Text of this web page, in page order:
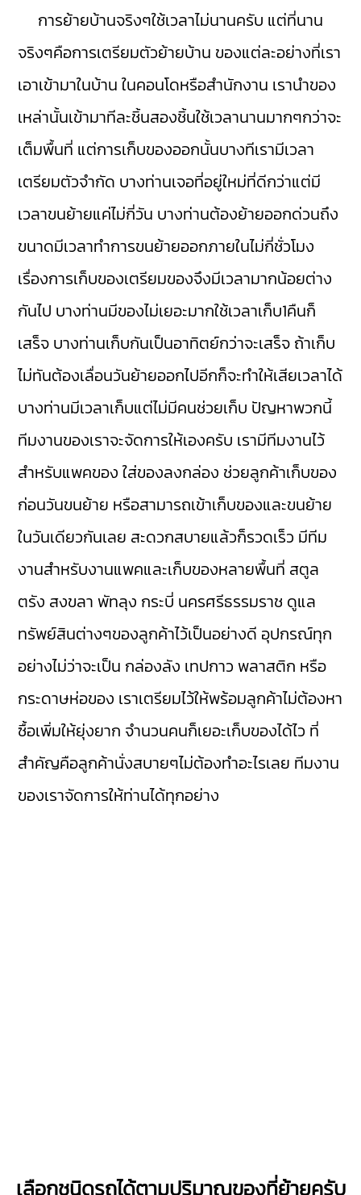
การย้ายบ้านจริงๆใช้เวลาไม่นานครับ แต่ที่นาน
จริงๆคือการเตรียมตัวย้ายบ้าน ของแต่ละอย่างที่เรา
เอาเข้ามาในบ้าน ในคอนโดหรือสำนักงาน เรานำของ
เหล่านั้นเข้ามาทีละชิ้นสองชิ้นใช้เวลานานมากๆกว่าจะ
เต็มพื้นที่ แต่การเก็บของออกนั้นบางทีเรามีเวลา
เตรียมตัวจำกัด บางท่านเจอที่อยู่ใหม่ที่ดีกว่าแต่มี
เวลาขนย้ายแค่ไม่กี่วัน บางท่านต้องย้ายออกด่วนถึง
ขนาดมีเวลาทำการขนย้ายออกภายในไม่กี่ชั่วโมง
เรื่องการเก็บของเตรียมของจึงมีเวลามากน้อยต่าง
กันไป บางท่านมีของไม่เยอะมากใช้เวลาเก็บ1คืนก็
เสร็จ บางท่านเก็บกันเป็นอาทิตย์กว่าจะเสร็จ ถ้าเก็บ
ไม่ทันต้องเลื่อนวันย้ายออกไปอีกก็จะทำให้เสียเวลาได้
บางท่านมีเวลาเก็บแต่ไม่มีคนช่วยเก็บ ปัญหาพวกนี้
ทีมงานของเราจะจัดการให้เองครับ เรามีทีมงานไว้
สำหรับแพคของ ใส่ของลงกล่อง ช่วยลูกค้าเก็บของ
ก่อนวันขนย้าย หรือสามารถเข้าเก็บของและขนย้าย
ในวันเดียวกันเลย สะดวกสบายแล้วก็รวดเร็ว มีทีม
งานสำหรับงานแพคและเก็บของหลายพื้นที่ สตูล
ตรัง สงขลา พัทลุง กระบี่ นครศรีธรรมราช ดูแล
ทรัพย์สินต่างๆของลูกค้าไว้เป็นอย่างดี อุปกรณ์ทุก
อย่างไม่ว่าจะเป็น กล่องลัง เทปกาว พลาสติก หรือ
กระดาษห่อของ เราเตรียมไว้ให้พร้อมลูกค้าไม่ต้องหา
ซื้อเพิ่มให้ยุ่งยาก จำนวนคนก็เยอะเก็บของได้ไว ที่
สำคัญคือลูกค้านั่งสบายๆไม่ต้องทำอะไรเลย ทีมงาน
ของเราจัดการให้ท่านได้ทุกอย่าง
เลือกชนิดรถได้ตามปริมาณของที่ย้ายครับ